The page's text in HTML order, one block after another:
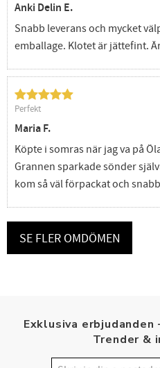
Anki Delin E.
Snabb leverans och mycket
emballage. Klotet är jättefint.
Perfekt
Maria F.
Köpte i somras när jag va på
Grannen sparkade sönder
kom så väl förpackat och
SE FLER OMDÖMEN
Exklusiva
Trender &